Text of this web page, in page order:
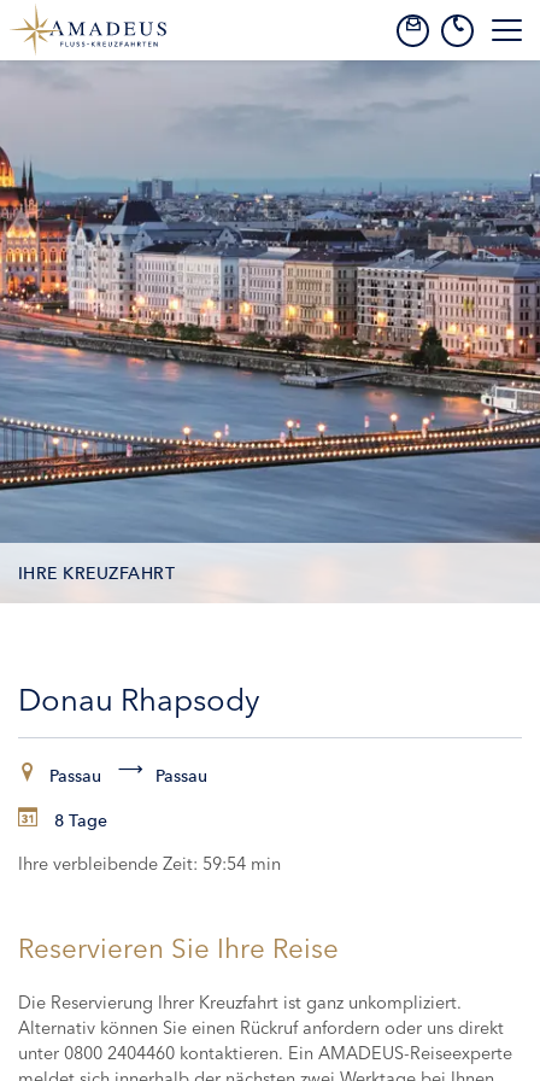
IHRE KREUZFAHRT
KABINEN
Donau Rhapsody
Passau Passau
8 Tage
Ihre verbleibende Zeit: 59:54 min
Reservieren Sie Ihre Reise
Die Reservierung Ihrer Kreuzfahrt ist ganz unkompliziert.
Alternativ können Sie einen Rückruf anfordern oder uns direkt
unter 0800 2404460 kontaktieren. Ein AMADEUS-Reiseexperte